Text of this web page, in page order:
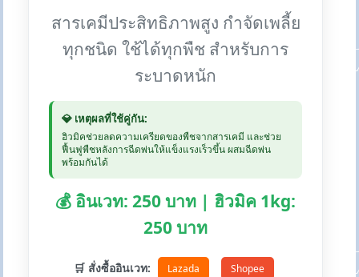
สารเคมีประสิทธิภาพสูง กำจัดเพลี้ย
ทุกชนิด ใช้ได้ทุกพืช สำหรับการ
ระบาดหนัก
💎 เหตุผลที่ใช้คู่กัน:
ฮิวมิคช่วยลดความเครียดของพืชจากสารเคมี และช่วย
ฟื้นฟูพืชหลังการฉีดพ่นให้แข็งแรงเร็วขึ้น ผสมฉีดพ่น
พร้อมกันได้
💰 อินเวท: 250 บาท | ฮิวมิค 1kg:
250 บาท
🛒 สั่งซื้ออินเวท: Lazada Shopee